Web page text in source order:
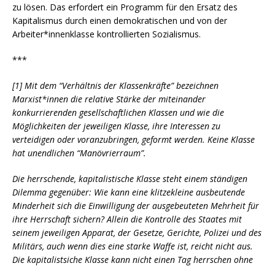
zu lösen. Das erfordert ein Programm für den Ersatz des
Kapitalismus durch einen demokratischen und von der
Arbeiter*innenklasse kontrollierten Sozialismus.
***
[1] Mit dem “Verhältnis der Klassenkräfte” bezeichnen
Marxist*innen die relative Stärke der miteinander
konkurrierenden gesellschaftlichen Klassen und wie die
Möglichkeiten der jeweiligen Klasse, ihre Interessen zu
verteidigen oder voranzubringen, geformt werden. Keine Klasse
hat unendlichen “Manövrierraum”.
Die herrschende, kapitalistische Klasse steht einem ständigen
Dilemma gegenüber: Wie kann eine klitzekleine ausbeutende
Minderheit sich die Einwilligung der ausgebeuteten Mehrheit für
ihre Herrschaft sichern? Allein die Kontrolle des Staates mit
seinem jeweiligen Apparat, der Gesetze, Gerichte, Polizei und des
Militärs, auch wenn dies eine starke Waffe ist, reicht nicht aus.
Die kapitalistsiche Klasse kann nicht einen Tag herrschen ohne